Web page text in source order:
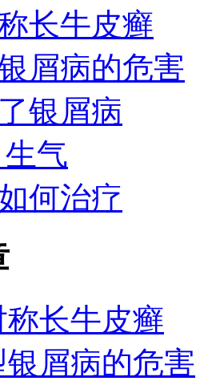
长牛皮癣
屑病的危害
银屑病
气
何治疗
称长牛皮癣
屑病的危害